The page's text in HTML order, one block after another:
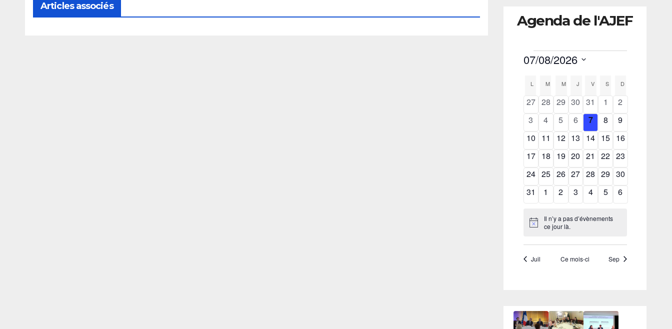
Articles associés
Agenda de l'AJEF